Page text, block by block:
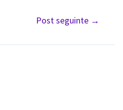
Post seguinte →